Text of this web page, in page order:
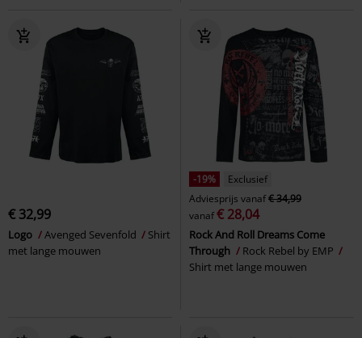
€ 32,99
Logo Avenged Sevenfold
Shirt
met lange mouwen
-19%
Exclusief
Adviesprijs vanaf€ 34,99
vanaf€ 28,04
Rock And Roll Dreams Come
Through
Rock Rebel by EMP
Shirt met lange mouwen